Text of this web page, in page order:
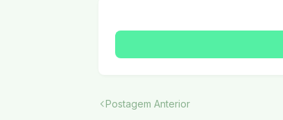
Postagem Anterior